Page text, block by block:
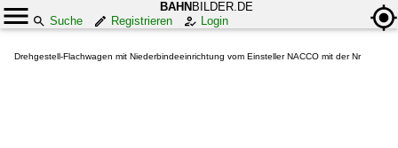
BAHN BILDER.DE
Suche
Registrieren Login
Drehgestell-Flachwagen mit Niederbindeeinrichtung vom Einsteller NACCO mit der Nr